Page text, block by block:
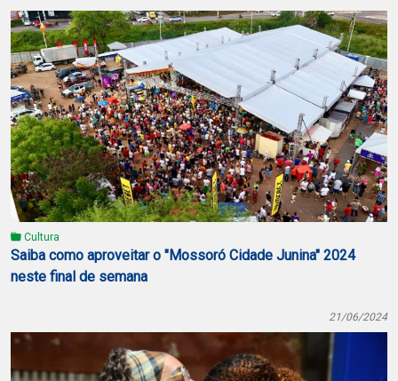
Cultura
Saiba como aproveitar o "Mossoró Cidade Junina" 2024
neste final de semana
21/06/2024